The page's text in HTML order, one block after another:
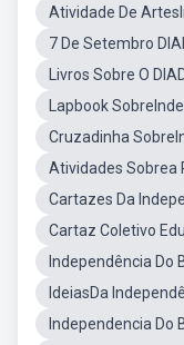
Atividade De
7 De Setembro
Livros Sobre O
Lapbook
Cruzadinha
Atividades Sobrea
Cartazes Da
Cartaz Coletivo
Independência Do
IdeiasDa
Independencia Do